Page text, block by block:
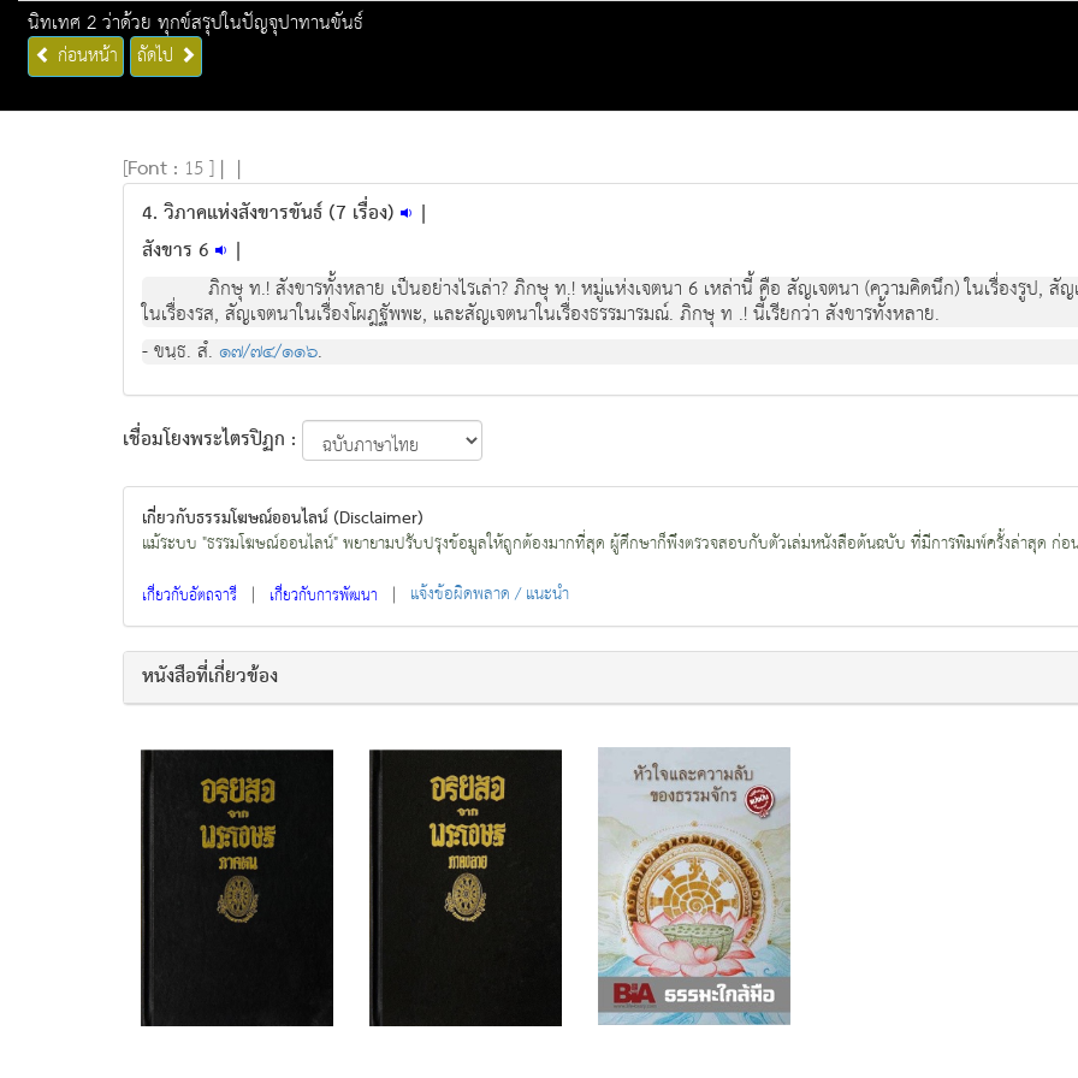
นิทเทศ 2 ว่าด้วย ทุกข์สรุปในปัญจุปาทานขันธ์
ก่อนหน้า ถัดไป
[Font : 15 ] | |
4. วิภาคแห่งสังขารขันธ์ (7 เรื่อง)
|
สังขาร 6
|
ภิกษุ ท.! สังขารทั้งหลาย เปนอยางไรเลา? ภิกษุ ท.! หมูแหงเจตนา 6 เหลานี้ คือ สัญเจตนา (ความคิดนึก) ในเรื่องรูป,
ในเรื่องรส, สัญเจตนาในเรื่องโผฎฐัพพะ, และสัญเจตนาในเรื่องธรรมารมณ. ภิกษุ ท .! นี้เรียกวา สังขารทั้งหลาย.
- ขนฺธ. สํ. ๑๗/๗๔/๑๑๖.
เชื่อมโยงพระไตรปิฏก :
เกี่ยวกับธรรมโฆษณ์ออนไลน์ (Disclaimer)
แม้ระบบ "ธรรมโฆษณ์ออนไลน์" พยายามปรับปรุงข้อมูลให้ถูกต้องมากที่สุด ผู้ศึกษาก็พึงตรวจสอบกับตัวเล่มหนังสือต้นฉบับ ที่มีการพิมพ์ครั้งล่าสุด ก่อน
เกี่ยวกับอัตถจารี | เกี่ยวกับการพัฒนา | แจ้งข้อผิดพลาด / แนะนำ
หนังสือที่เกี่ยวข้อง